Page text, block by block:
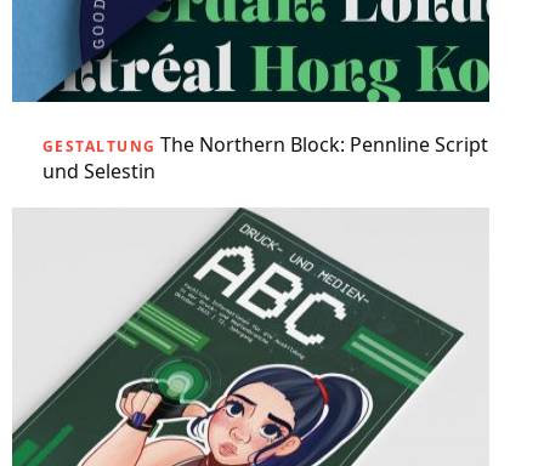
GESTALTUNG The Northern Block: Pennline Script
und Selestin